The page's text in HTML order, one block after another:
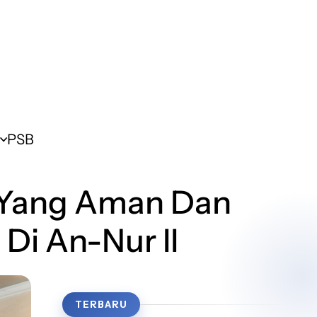
PSB
Aman Dan
An-Nur II
TERBARU